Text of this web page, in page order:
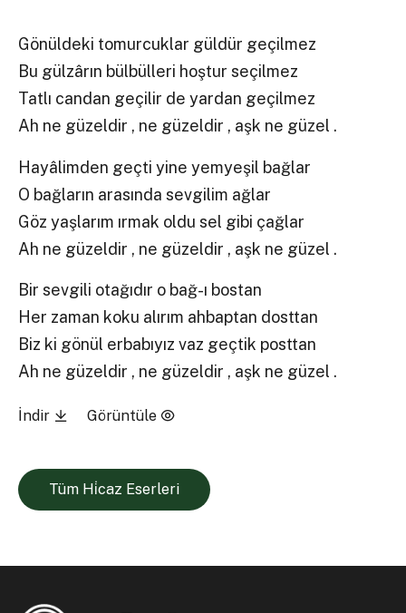
Gönüldeki tomurcuklar güldür geçilmez
Bu gülzârın bülbülleri hoştur seçilmez
Tatlı candan geçilir de yardan geçilmez
Ah ne güzeldir , ne güzeldir , aşk ne güzel .
Hayâlimden geçti yine yemyeşil bağlar
O bağların arasında sevgilim ağlar
Göz yaşlarım ırmak oldu sel gibi çağlar
Ah ne güzeldir , ne güzeldir , aşk ne güzel .
Bir sevgili otağıdır o bağ-ı bostan
Her zaman koku alırım ahbaptan dosttan
Biz ki gönül erbabıyız vaz geçtik posttan
Ah ne güzeldir , ne güzeldir , aşk ne güzel .
İndir Görüntüle
Tüm Hi̇caz Eserleri